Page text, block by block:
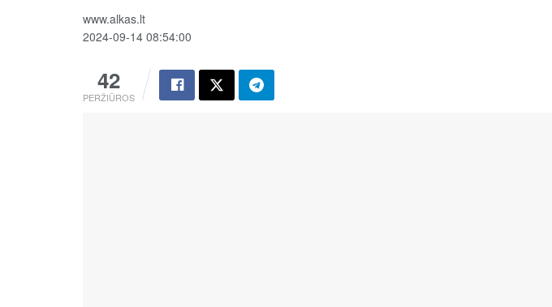
www.alkas.lt
2024-09-14 08:54:00
42
PERŽIŪROS